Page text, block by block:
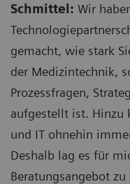
Schmittel: Wir
gemacht, wie stark
der Medizintechnik,
Prozessfragen,
aufgestellt ist. Hinzu
und IT ohnehin
Deshalb lag es für
Beratungsangebot zu